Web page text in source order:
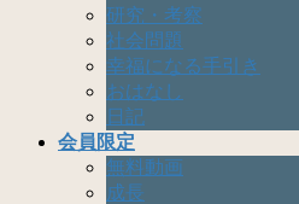
研究・考察
社会問題
幸福になる手引き
おはなし
日記
会員限定
無料動画
成長